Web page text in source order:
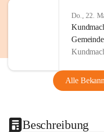
Do., 22.
Alle
Beschreibung